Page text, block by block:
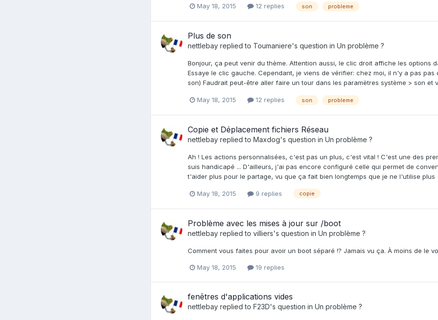
May 18, 2015 12 replies son probleme
Plus de son
nettlebay replied to Toumaniere's question in Un problème ?
Bonjour, ça peut venir du thème. Attention aussi, le clic droit affiche les options
Essaye le clic gauche. Cependant, je viens de vérifier: chez moi, il n'y a pas
son) Faudrait peut-être aller faire un tour dans les paramètres système > son et
May 18, 2015 12 replies son probleme
Copie et Déplacement fichiers Réseau
nettlebay replied to Maxdog's question in Un problème ?
Ah ! Les actions personnalisées, c'est pas un plus, c'est vital ! C'est une des
suis handicapé ... D'ailleurs, j'ai pas encore configuré celle qui permet de
t'aider plus pour le partage, vu que ça fait bien longtemps que je ne l'utilise
May 18, 2015 9 replies copie
Problème avec les mises à jour sur /boot
nettlebay replied to villiers's question in Un problème ?
Comment vous faites pour avoir un boot séparé !? Jamais vu ça. À moins de le
May 18, 2015 19 replies
fenêtres d'applications vides
nettlebay replied to F23D's question in Un problème ?